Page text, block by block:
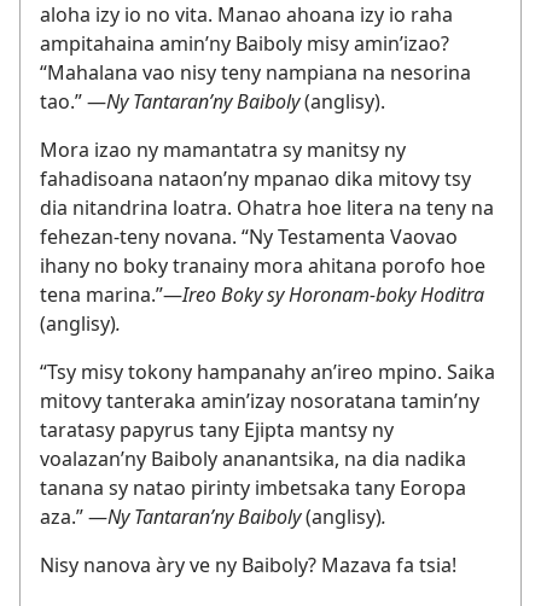
aloha izy io no vita. Manao ahoana izy io raha
ampitahaina amin’ny Baiboly misy amin’izao?
“Mahalana vao nisy teny nampiana na nesorina
tao.” —Ny Tantaran’ny Baiboly(anglisy).
Mora izao ny mamantatra sy manitsy ny
fahadisoana nataon’ny mpanao dika mitovy tsy
dia nitandrina loatra. Ohatra hoe litera na teny na
fehezan-teny novana. “Ny Testamenta Vaovao
ihany no boky tranainy mora ahitana porofo hoe
tena marina.”—Ireo Boky sy Horonam-boky Hoditra
(anglisy).
“Tsy misy tokony hampanahy an’ireo mpino. Saika
mitovy tanteraka amin’izay nosoratana tamin’ny
taratasy papyrus tany Ejipta mantsy ny
voalazan’ny Baiboly ananantsika, na dia nadika
tanana sy natao pirinty imbetsaka tany Eoropa
aza.” —Ny Tantaran’ny Baiboly(anglisy).
Nisy nanova àry ve ny Baiboly? Mazava fa tsia!